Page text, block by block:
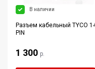
В наличии
Разъем кабельный TYCO
PIN
1 300 р.